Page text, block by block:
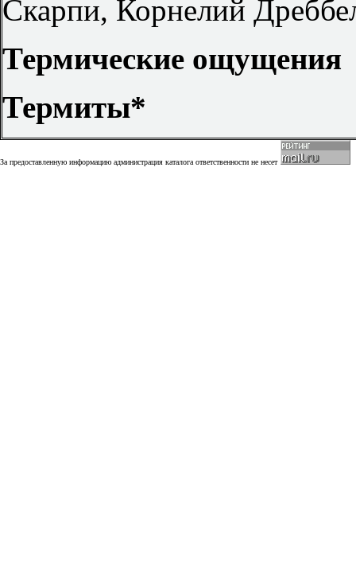
Скарпи, Корнелий
Термические ощущения
Термиты*
За предоставленную информацию администрация каталога ответственности не несет